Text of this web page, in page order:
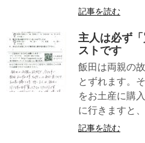
記事を読む
主人は必ず
ストです
飯田は両親の
とずれます。
をお土産に購
に行きますと
記事を読む